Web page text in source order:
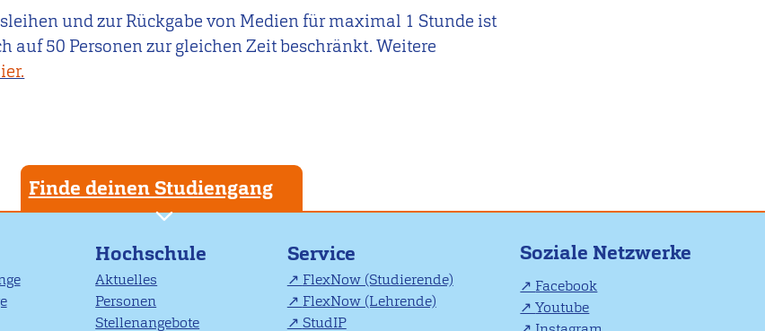
und zur Rückgabe von Medien für maximal 1 Stunde ist
auf 50 Personen zur gleichen Zeit beschränkt. Weitere
Finde deinen Studiengang
Hochschule
Aktuelles
Personen
Stellenangebote
Service
FlexNow (Studierende)
FlexNow (Lehrende)
StudIP
Soziale Netzwerke
Facebook
Youtube